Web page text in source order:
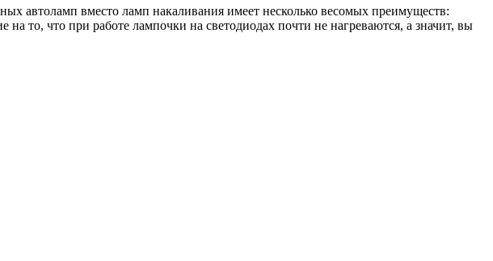
автоламп вместо ламп накаливания имеет несколько весомых преимуществ:
то, что при работе лампочки на светодиодах почти не нагреваются, а значит, вы